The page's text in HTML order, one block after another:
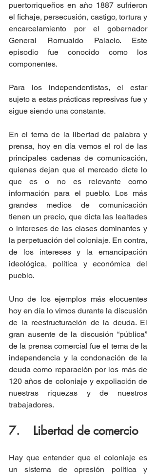
puertorriqueños en año 1887 sufrieron
el fichaje, persecusión, castigo, tortura y
encarcelamiento por el gobernador
General Romualdo Palacio. Este
episodio fue conocido como los
componentes.
Para los independentistas, el estar
sujeto a estas prácticas represivas fue y
sigue siendo una constante.
En el tema de la libertad de palabra y
prensa, hoy en día vemos el rol de las
principales cadenas de comunicación,
quienes dejan que el mercado dicte lo
que es o no es relevante como
información para el pueblo. Los más
grandes medios de comunicación
tienen un precio, que dicta las lealtades
o intereses de las clases dominantes y
la perpetuación del coloniaje. En contra,
de los intereses y la emancipación
ideológica, política y económica del
pueblo.
Uno de los ejemplos más elocuentes
hoy en día lo vimos durante la discusión
de la reestructuración de la deuda. El
gran ausente de la discusión “pública”
de la prensa comercial fue el tema de la
independencia y la condonación de la
deuda como reparación por los más de
120 años de coloniaje y expoliación de
nuestras riquezas y de nuestros
trabajadores.
7.    Libertad de comercio
Hay que entender que el coloniaje es
un sistema de opresión política y